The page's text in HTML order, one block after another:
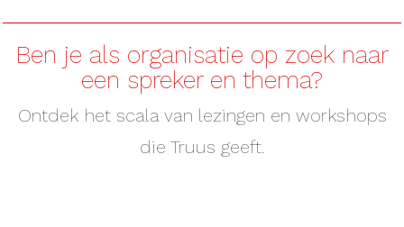
Ben je als organisatie op zoek naar
een spreker en thema?
Ontdek het scala van lezingen en workshops
die Truus geeft.